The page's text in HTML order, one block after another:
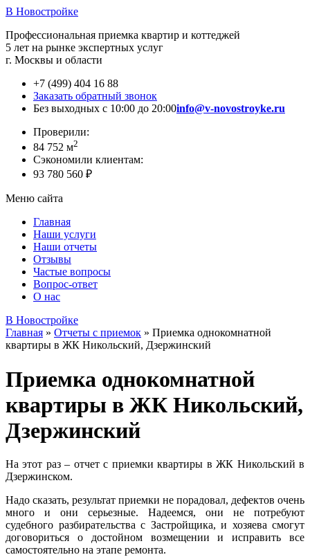
В Новостройке
Профессиональная приемка квартир и коттеджей
5 лет на рынке экспертных услуг
г. Москвы и области
+7 (499) 404 16 88
Заказать обратный звонок
Без выходных с 10:00 до 20:00info@v-novostroyke.ru
Проверили:
84 752 м2
Сэкономили клиентам:
93 780 560 ₽
Меню сайта
Главная
Наши услуги
Наши отчеты
Отзывы
Частые вопросы
Вопрос-ответ
О нас
В Новостройке
Главная » Отчеты с приемок » Приемка однокомнатной
квартиры в ЖК Никольский, Дзержинский
Приемка однокомнатной
квартиры в ЖК Никольский,
Дзержинский
На этот раз – отчет с приемки квартиры в ЖК Никольский в
Дзержинском.
Надо сказать, результат приемки не порадовал, дефектов очень
много и они серьезные. Надеемся, они не потребуют
судебного разбирательства с Застройщика, и хозяева смогут
договориться о достойном возмещении и исправить все
самостоятельно на этапе ремонта.